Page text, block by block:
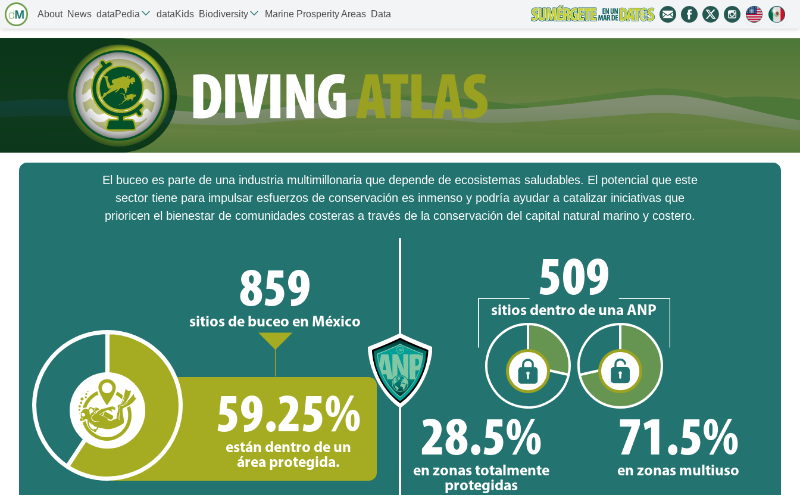
About News dataPedia dataKids Biodiversity Marine Prosperity Areas Data
El buceo es parte de una industria multimillonaria que depende de ecosistemas saludables. El potencial que este
sector tiene para impulsar esfuerzos de conservación es inmenso y podría ayudar a catalizar iniciativas que
prioricen el bienestar de comunidades costeras a través de la conservación del capital natural marino y costero.
859
sitios de buceo en México
59.25%
están dentro de un
área protegida.
509
sitios dentro de una ANP
28.5%
en zonas totalmente
protegidas
71.5%
en zonas multiuso